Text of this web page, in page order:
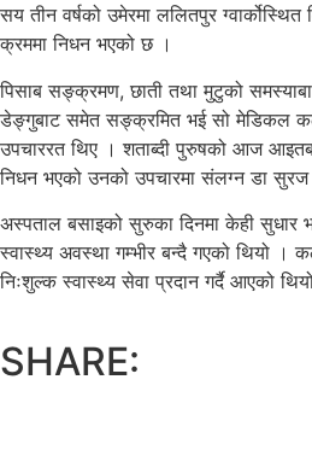
सय तीन वर्षको उमेरमा ललितपुर
क्रममा निधन भएको छ ।
पिसाब सङ्क्रमण, छाती तथा मुटुको
डेङ्गुबाट समेत सङ्क्रमित भई सो मेडिकल
उपचाररत थिए । शताब्दी पुरुषको आज
निधन भएको उनको उपचारमा संलग्न डा सुरज
अस्पताल बसाइको सुरुका दिनमा केही सुधार
स्वास्थ्य अवस्था गम्भीर बन्दै गएको थियो ।
निःशुल्क स्वास्थ्य सेवा प्रदान गर्दै आएको
SHARE: